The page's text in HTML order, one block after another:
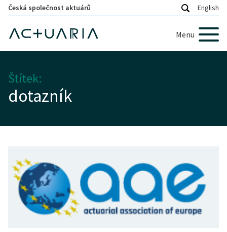
Česká společnost aktuárů English
Menu
Štítek:
dotazník